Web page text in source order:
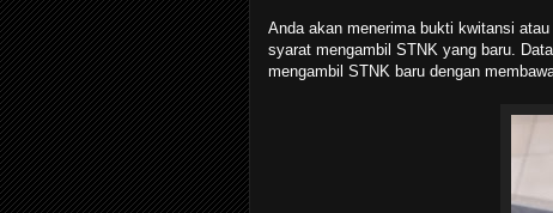
Anda akan menerima bukti kwitansi
syarat mengambil STNK yang baru.
mengambil STNK baru dengan